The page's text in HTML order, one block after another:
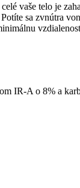
vaše telo je
sa zvnútra
IR-A o 8% a